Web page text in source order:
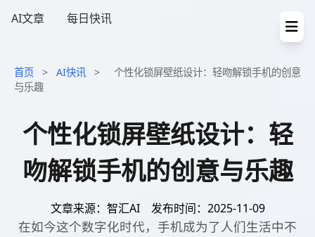
AI文章 每日快讯
首页 > AI快讯 >
个性化锁屏壁纸设计：轻吻解锁手机的创意
与乐趣
个性化锁屏壁纸设计：轻
吻解锁手机的创意与乐趣
文章来源：智汇AI 发布时间：2025-11-09
在如今这个数字化时代，手机成为了人们生活中不